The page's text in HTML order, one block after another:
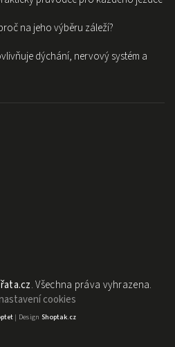
na jeho výběru záleží?
dýchání, nervový systém a
. Všechna práva vyhrazena.
cookies
| Design Shoptak.cz